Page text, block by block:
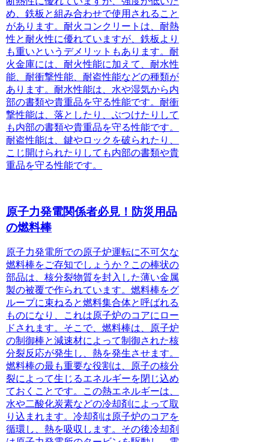
め、鉄板と組み合わせで使用されること
があります。耐火コンクリートは、耐熱
性と耐火性に優れていますが、鉄板より
も重いというデメリットもあります。耐
火金庫には、耐火性能に加えて、耐水性
能、耐衝撃性能、耐盗性能などの種類が
あります。耐水性能は、 水や湿気から内
部の書類や貴重品を守る性能です。耐衝
撃性能は、落としたり、ぶつけたりして
も内部の書類や貴重品を守る性能です。
耐盗性能は、鍵やロックを破られたり、
こじ開けられたりしても内部の書類や貴
重品を守る性能です。
原子力発電関係者必見！防災用品
の燃料棒
原子力発電所での原子炉運転に不可欠な
燃料棒をご存知でしょうか？この棒状の
部品は、核分裂物質を封入した薄い金属
製の被覆で作られています。燃料棒をグ
ループに束ねると燃料集合体と呼ばれる
ものになり、これは原子炉のコアにロー
ドされます。そこで、燃料棒は、原子炉
の制御棒と減速材によって制御された核
分裂反応が発生し、熱を発生させます。
燃料棒の最も重要な役割は、原子の核分
裂によって生じるエネルギーを閉じ込め
ておくことです。この熱エネルギーは、
水や二酸化炭素などの冷却剤によって取
り込まれます。冷却剤は原子炉のコアを
循環し、熱を吸収します。その後冷却剤